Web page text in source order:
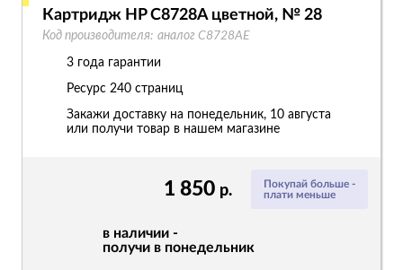
Покупай больше -
плати меньше
1 850 р.
в наличии -
получи в понедельник
Картридж HP C8728A цветной, № 28
Код производителя: аналог C8728AE
3 года гарантии
Ресурс 240 страниц
Закажи доставку на понедельник, 10 августа
или получи товар в нашем магазине